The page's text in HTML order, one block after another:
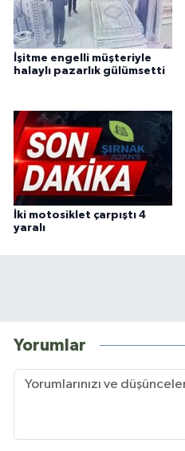
İşitme engelli müşteriyle
halaylı pazarlık gülümsetti
İki motosiklet çarpıştı 4
yaralı
Yorumlar